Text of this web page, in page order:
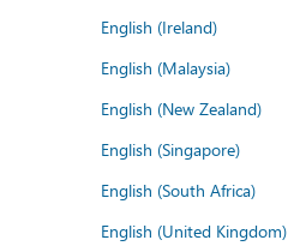
English (Ireland)
English (Malaysia)
English (New Zealand)
English (Singapore)
English (South Africa)
English (United Kingdom)